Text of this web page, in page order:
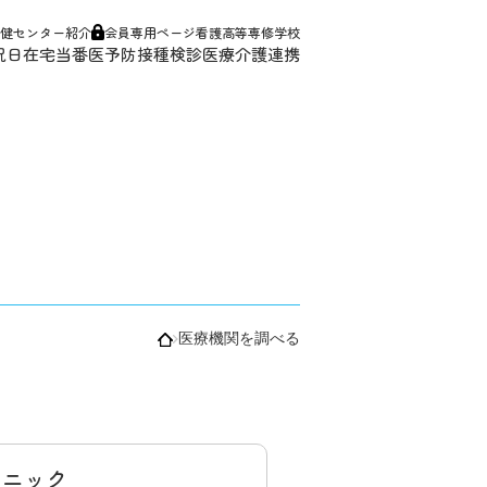
日在宅当番医予防接種検診医療介護連携
センター紹介 会員専用ページ看護高等専修学校
医療機関を調べる
ック